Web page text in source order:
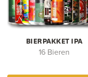
BIERPAKKET IPA
16 Bieren